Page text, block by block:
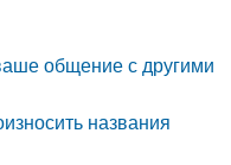
общение с другими
названия